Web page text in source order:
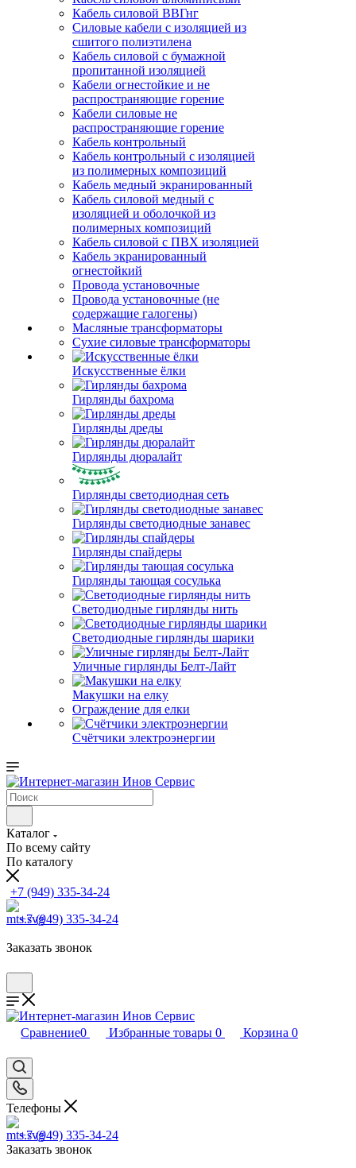
Кабель силовой ВВГнг
Силовые кабели с изоляцией из
сшитого полиэтилена
Кабель силовой с бумажной
пропитанной изоляцией
Кабели огнестойкие и не
распространяющие горение
Кабели силовые не
распространяющие горение
Кабель контрольный
Кабель контрольный с изоляцией
из полимерных композиций
Кабель медный экранированный
Кабель силовой медный с
изоляцией и оболочкой из
полимерных композиций
Кабель силовой с ПВХ изоляцией
Кабель экранированный
огнестойкий
Провода установочные
Провода установочные (не
содержащие галогены)
Масляные трансформаторы
Сухие силовые трансформаторы
Искусственные ёлки
Гирлянды бахрома
Гирлянды дреды
Гирлянды дюралайт
Гирлянды светодиодная сеть
Гирлянды светодиодные занавес
Гирлянды спайдеры
Гирлянды тающая сосулька
Светодиодные гирлянды нить
Светодиодные гирлянды шарики
Уличные гирлянды Белт-Лайт
Макушки на елку
Ограждение для елки
Счётчики электроэнергии
Каталог
По всему сайту
По каталогу
+7 (949) 335-34-24
+7 (949) 335-34-24
Заказать звонок
Сравнение0 Избранные товары 0 Корзина 0
Телефоны
+7 (949) 335-34-24
Заказать звонок